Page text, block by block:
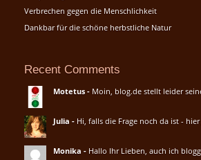
Verbrechen gegen die Menschlichkeit
Dankbar für die schöne herbstliche Natur
Recent Comments
Motetus- Moin, blog.de stellt leider
Julia - Hi, falls die Frage noch da ist -
Monika - Hallo Ihr Lieben, auch ich